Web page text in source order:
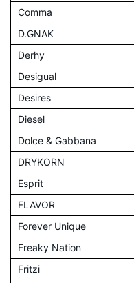
Comma
D.GNAK
Derhy
Desigual
Desires
Diesel
Dolce & Gabbana
DRYKORN
Esprit
FLAVOR
Forever Unique
Freaky Nation
Fritzi